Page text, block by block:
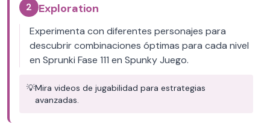
2 Exploration
Experimenta con diferentes personajes para
descubrir combinaciones óptimas para cada nivel
en Sprunki Fase 111 en Spunky Juego.
💡Mira videos de jugabilidad para estrategias
avanzadas.